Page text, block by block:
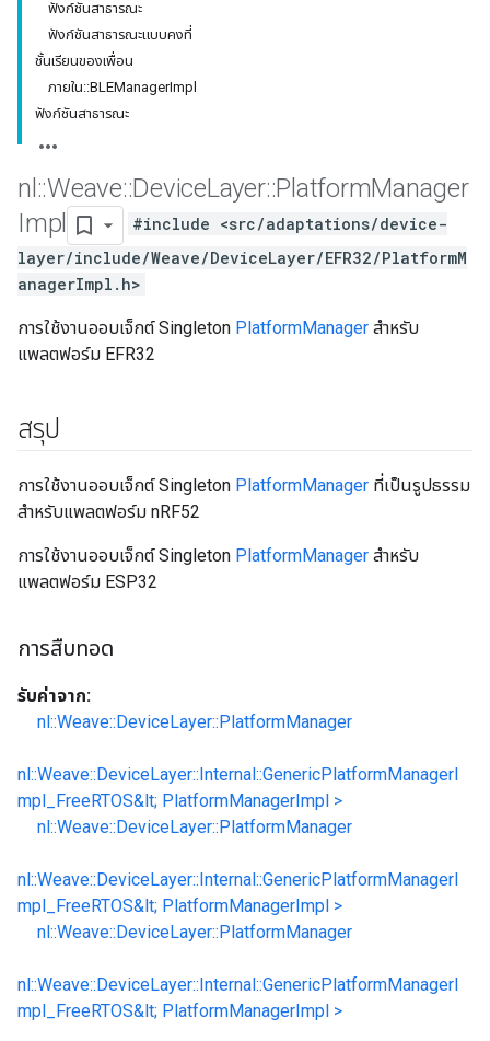
ฟังก์ชันสาธารณะ
ฟังก์ชันสาธารณะแบบคงที่
ชั้นเรียนของเพื่อน
ภายใน::BLEManagerImpl
ฟังก์ชันสาธารณะ
nl ::Weave::DeviceLayer::PlatformManager
Impl
#include <src/adaptations/device-
layer/include/Weave/DeviceLayer/EFR32/PlatformM
anagerImpl.h>
การใช้งานออบเจ็กต์ Singleton PlatformManager สำหรับ
แพลตฟอร์ม EFR32
สรุป
การใช้งานออบเจ็กต์ Singleton PlatformManager ที่เป็นรูปธรรม
สำหรับแพลตฟอร์ม nRF52
การใช้งานออบเจ็กต์ Singleton PlatformManager สำหรับ
แพลตฟอร์ม ESP32
การสืบทอด
รับค่าจาก:
nl::Weave::DeviceLayer::PlatformManager
nl::Weave::DeviceLayer::Internal::GenericPlatformManagerI
mpl_FreeRTOS&lt; PlatformManagerImpl >
nl::Weave::DeviceLayer::PlatformManager
nl::Weave::DeviceLayer::Internal::GenericPlatformManagerI
mpl_FreeRTOS&lt; PlatformManagerImpl >
nl::Weave::DeviceLayer::PlatformManager
nl::Weave::DeviceLayer::Internal::GenericPlatformManagerI
mpl_FreeRTOS&lt; PlatformManagerImpl >